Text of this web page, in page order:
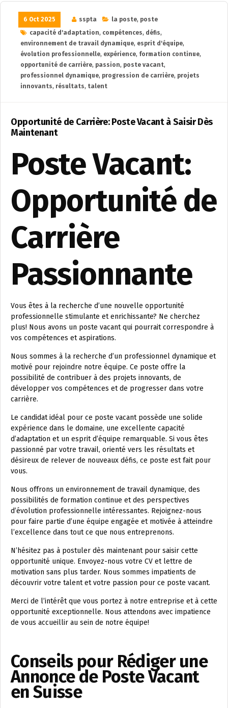
6 Oct 2025 sspta la poste, poste
capacité d'adaptation, compétences, défis,
environnement de travail dynamique, esprit d'équipe,
évolution professionnelle, expérience, formation continue,
opportunité de carrière, passion, poste vacant,
professionnel dynamique, progression de carrière, projets
innovants, résultats, talent
Opportunité de Carrière: Poste Vacant à Saisir Dès
Maintenant
Poste Vacant:
Opportunité de
Carrière
Passionnante
Vous êtes à la recherche d’une nouvelle opportunité
professionnelle stimulante et enrichissante? Ne cherchez
plus! Nous avons un poste vacant qui pourrait correspondre à
vos compétences et aspirations.
Nous sommes à la recherche d’un professionnel dynamique et
motivé pour rejoindre notre équipe. Ce poste offre la
possibilité de contribuer à des projets innovants, de
développer vos compétences et de progresser dans votre
carrière.
Le candidat idéal pour ce poste vacant possède une solide
expérience dans le domaine, une excellente capacité
d’adaptation et un esprit d’équipe remarquable. Si vous êtes
passionné par votre travail, orienté vers les résultats et
désireux de relever de nouveaux défis, ce poste est fait pour
vous.
Nous offrons un environnement de travail dynamique, des
possibilités de formation continue et des perspectives
d’évolution professionnelle intéressantes. Rejoignez-nous
pour faire partie d’une équipe engagée et motivée à atteindre
l’excellence dans tout ce que nous entreprenons.
N’hésitez pas à postuler dès maintenant pour saisir cette
opportunité unique. Envoyez-nous votre CV et lettre de
motivation sans plus tarder. Nous sommes impatients de
découvrir votre talent et votre passion pour ce poste vacant.
Merci de l’intérêt que vous portez à notre entreprise et à cette
opportunité exceptionnelle. Nous attendons avec impatience
de vous accueillir au sein de notre équipe!
Conseils pour Rédiger une
Annonce de Poste Vacant
en Suisse